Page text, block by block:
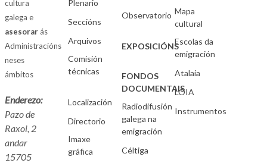
cultura
galega e
asesorarás
Administracións
neses
ámbitos
Enderezo:
Pazo de
Raxoi, 2
andar
15705
Plenario
Seccións
Arquivos
Comisión
técnicas
Localización
Directorio
Imaxe
gráfica
Observatorio
EXPOSICIÓNS
FONDOS
DOCUMENTAIS
Radiodifusión
galega na
emigración
Céltiga
Mapa
cultural
Escolas da
emigración
Atalaia
LOIA
Instrumentos